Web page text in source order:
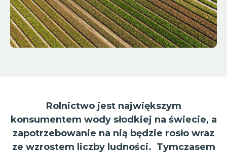
Rolnictwo jest największym
konsumentem wody słodkiej na świecie, a
zapotrzebowanie na nią będzie rosło wraz
ze wzrostem liczby ludności. Tymczasem